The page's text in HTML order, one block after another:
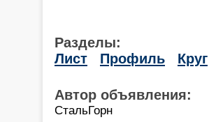
Разделы:
Лист
Профиль Круг
Автор объявления:
СтальГорн